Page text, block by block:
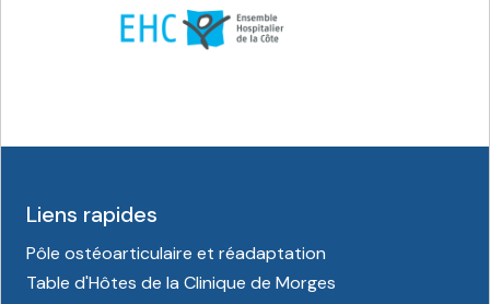
Liens rapides
Pôle ostéoarticulaire et réadaptation
Table d'Hôtes de la Clinique de Morges